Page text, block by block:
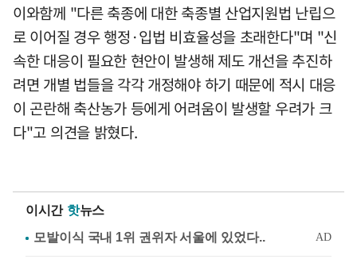
이와함께 "다른 축종에 대한 축종별 산업지원법 난립으
로 이어질 경우 행정·입법 비효율성을 초래한다"며 "신
속한 대응이 필요한 현안이 발생해 제도 개선을 추진하
려면 개별 법들을 각각 개정해야 하기 때문에 적시 대응
이 곤란해 축산농가 등에게 어려움이 발생할 우려가 크
다"고 의견을 밝혔다.
이시간 핫뉴스